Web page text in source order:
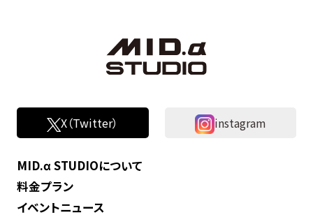
X（Twitter） instagram
MID.α STUDIOについて
料金プラン
イベントニュース